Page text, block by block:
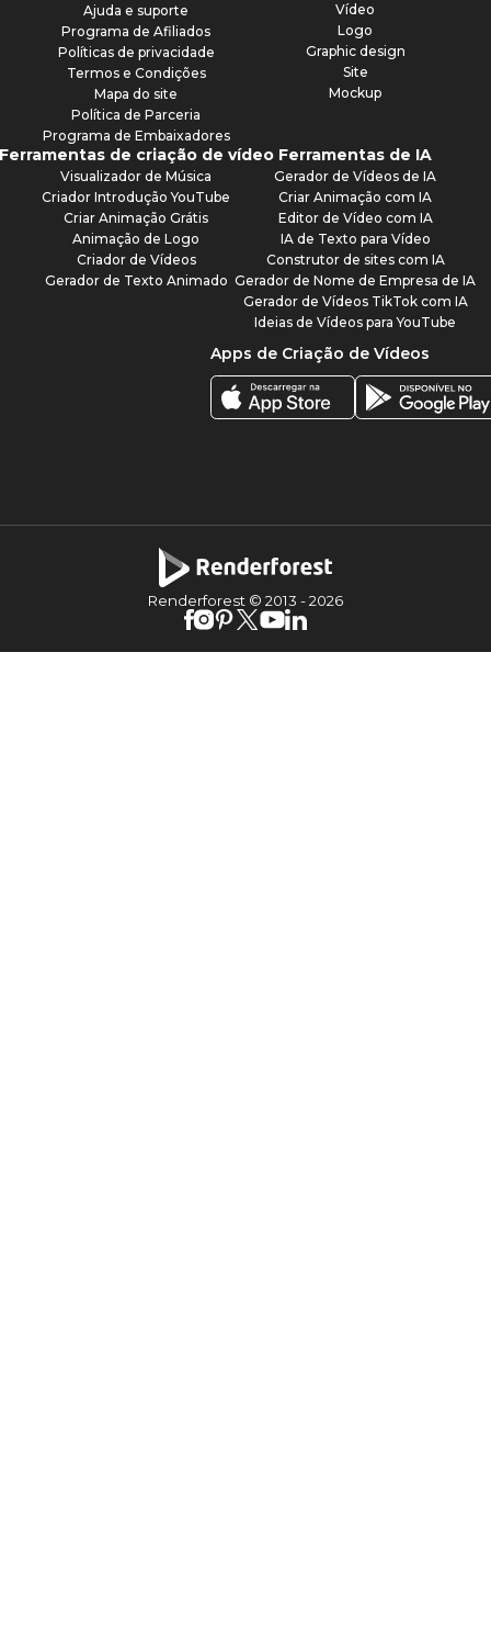
Ajuda e suporte
Programa de Afiliados
Políticas de privacidade
Termos e Condições
Mapa do site
Política de Parceria
Programa de Embaixadores
Vídeo
Logo
Graphic design
Site
Mockup
de criação de vídeo
Visualizador de Música
Criador Introdução YouTube
Criar Animação Grátis
Animação de Logo
Criador de Vídeos
Gerador de Texto Animado
Ferramentas de IA
Gerador de Vídeos de IA
Criar Animação com IA
Editor de Vídeo com IA
IA de Texto para Vídeo
Construtor de sites com IA
Gerador de Nome de Empresa de IA
Gerador de Vídeos TikTok com IA
Ideias de Vídeos para YouTube
Apps de Criação de Vídeos
Renderforest © 2013 -2026